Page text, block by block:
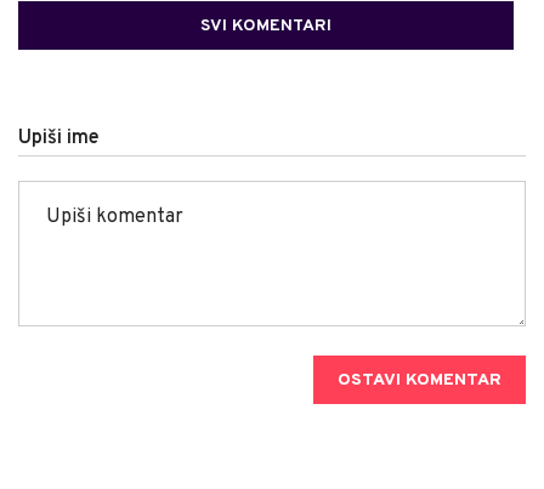
SVI KOMENTARI
Upiši ime
OSTAVI KOMENTAR